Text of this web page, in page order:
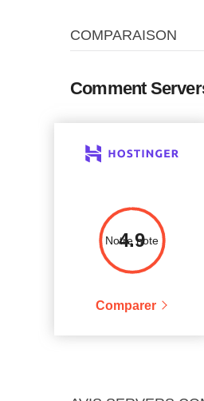
COMPARAISON
Comment
Notre note
4.9
Comparer